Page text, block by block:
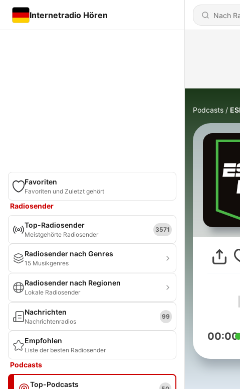
Internetradio Hören
Favoriten
Favoriten und Zuletzt gehört
Radiosender
Top-Radiosender
Meistgehörte Radiosender
3571
Radiosender nach Genres
15 Musikgenres
Radiosender nach Regionen
Lokale Radiosender
Nachrichten
Nachrichtenradios
99
Empfohlen
Liste der besten Radiosender
Podcasts
Top-Podcasts
Podcasts
00:00